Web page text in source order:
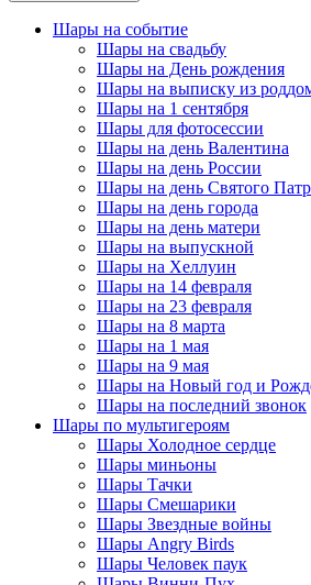
Шары на событие
Шары на свадьбу
Шары на День рождения
Шары на выписку из
Шары на 1 сентября
Шары для фотосессии
Шары на день Валентина
Шары на день России
Шары на день Святого
Шары на день города
Шары на день матери
Шары на выпускной
Шары на Хеллуин
Шары на 14 февраля
Шары на 23 февраля
Шары на 8 марта
Шары на 1 мая
Шары на 9 мая
Шары на Новый год и
Шары на последний звонок
Шары по мультигероям
Шары Холодное сердце
Шары миньоны
Шары Тачки
Шары Смешарики
Шары Звездные войны
Шары Angry Birds
Шары Человек паук